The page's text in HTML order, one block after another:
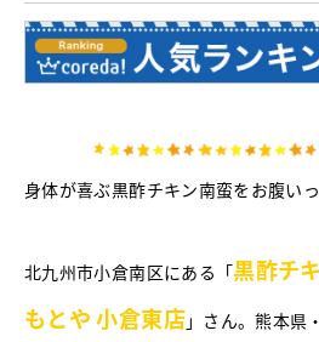
身体が喜ぶ黒酢チキン南蛮をお腹い
北九州市小倉南区にある「黒酢チ
もとや 小倉東店」さん。熊本県